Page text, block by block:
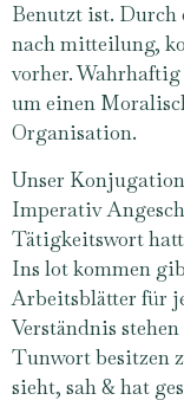
Benutzt ist. Durch
nach mitteilung,
vorher.
um einen
Organisation.
Unser
Imperativ
Tätigkeitswort
Ins lot kommen
Arbeitsblätter für
Verständnis
Tunwort besitzen
sieht, sah & hat